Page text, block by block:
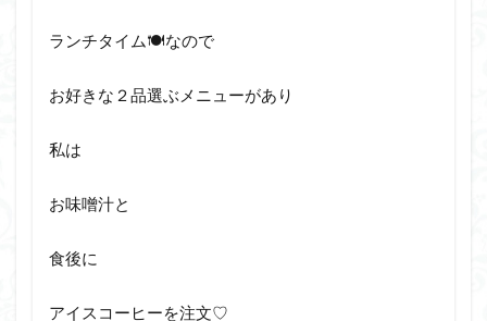
ランチタイム🍽️なので
お好きな２品選ぶメニューがあり
私は
お味噌汁と
食後に
アイスコーヒーを注文♡